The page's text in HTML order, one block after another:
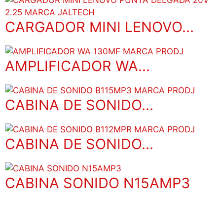
CARGADOR MINI LENOVO...
AMPLIFICADOR WA...
CABINA DE SONIDO...
CABINA DE SONIDO...
CABINA SONIDO N15AMP3